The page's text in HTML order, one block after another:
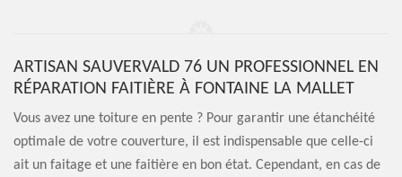
ARTISAN SAUVERVALD 76 UN PROFESSIONNEL EN
RÉPARATION FAITIÈRE À FONTAINE LA MALLET
Vous avez une toiture en pente ? Pour garantir une étanchéité
optimale de votre couverture, il est indispensable que celle-ci
ait un faitage et une faitière en bon état. Cependant, en cas de